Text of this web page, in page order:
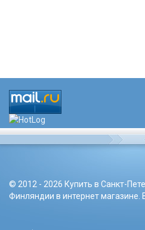
© 2012 - 2026 Купить в Санкт-
Финляндии в интернет магазине.